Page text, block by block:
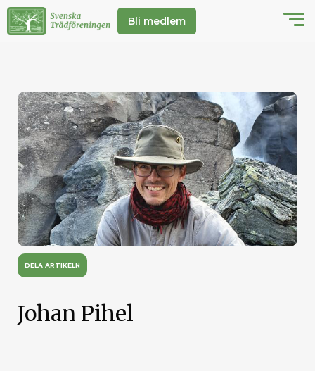
Bli medlem
DELA ARTIKELN
Johan Pihel